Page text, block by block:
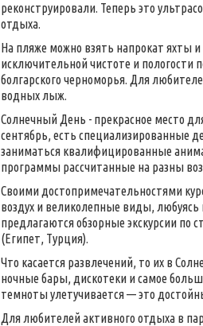
реконструировали. Теперь это
отдыха.
На пляже можно взять напрокат яхты
исключительной чистоте и пологости
болгарского черноморья. Для
водных лыж.
Солнечный День - прекрасное место
сентябрь, есть специализированные
заниматься квалифицированные
программы рассчитанные на разны
Своими достопримечательностями
воздух и великолепные виды,
предлагаются обзорные экскурсии по
(Египет, Турция).
Что касается развлечений, то их в
ночные бары, дискотеки и самое
темноты улетучивается — это
Для любителей активного отдыха в